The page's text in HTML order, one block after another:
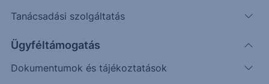
Tanácsadási szolgáltatás
Ügyféltámogatás
Dokumentumok és tájékoztatások